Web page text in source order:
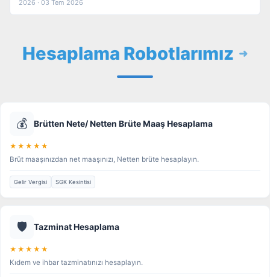
2026 · 03 Tem 2026
Hesaplama Robotlarımız
💰 Brütten Nete/ Netten Brüte Maaş Hesaplama
★★★★★
Brüt maaşınızdan net maaşınızı, Netten brüte hesaplayın.
Gelir Vergisi SGK Kesintisi
🛡️ Tazminat Hesaplama
★★★★★
Kıdem ve ihbar tazminatınızı hesaplayın.